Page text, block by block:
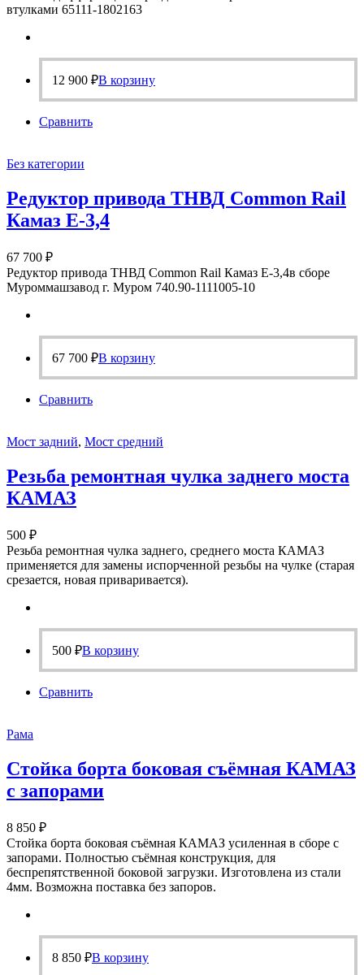
втулками 65111-1802163
12 900 ₽В корзину
Сравнить
Без категории
Редуктор привода ТНВД Common Rail
Камаз Е-3,4
67 700 ₽
Редуктор привода ТНВД Common Rail Камаз Е-3,4в сборе
Муроммашзавод г. Муром 740.90-1111005-10
67 700 ₽В корзину
Сравнить
Мост задний, Мост средний
Резьба ремонтная чулка заднего моста
КАМАЗ
500 ₽
Резьба ремонтная чулка заднего, среднего моста КАМАЗ
применяется для замены испорченной резьбы на чулке (старая
срезается, новая приваривается).
500 ₽В корзину
Сравнить
Рама
Стойка борта боковая съёмная КАМАЗ
с запорами
8 850 ₽
Стойка борта боковая съёмная КАМАЗ усиленная в сборе с
запорами. Полностью съёмная конструкция, для
беспрепятственной боковой загрузки. Изготовлена из стали
4мм. Возможна поставка без запоров.
8 850 ₽В корзину